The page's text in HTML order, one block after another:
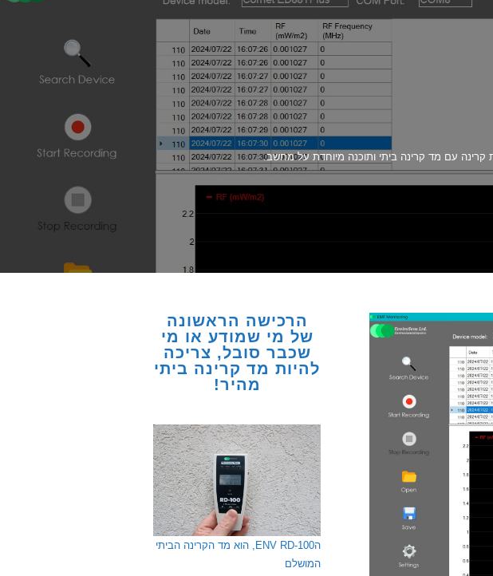
קרינה עם מד קרינה ביתי ותוכנה מיוחדת על מחשב.
הרכישה הראשונה
של מי שמודע או מי
שכבר סובל, צריכה
להיות מד קרינה ביתי
מהיר!
הENV RD-100, הוא מד הקרינה הביתי
המושלם